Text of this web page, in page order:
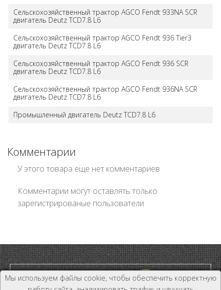
Сельскохозяйственный трактор AGCO Fendt 933NA SCR
двигатель Deutz TCD7.8 L6
Сельскохозяйственный трактор AGCO Fendt 936 Tier3
двигатель Deutz TCD7.8 L6
Сельскохозяйственный трактор AGCO Fendt 936 SCR
двигатель Deutz TCD7.8 L6
Сельскохозяйственный трактор AGCO Fendt 936NA SCR
двигатель Deutz TCD7.8 L6
Промышленный двигатель Deutz TCD7.8 L6
Комментарии
У этого товара еще нет комментариев
Комментарии могут оставлять только
зарегистрированые пользователи
Мы используем файлы cookie, чтобы обеспечить корректную